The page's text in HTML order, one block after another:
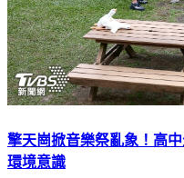
擎天崗掀音樂祭亂象！高
環境意識